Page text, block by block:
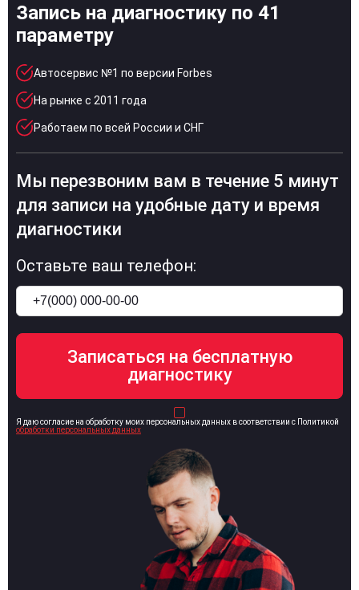
Запись на диагностику по 41
параметру
Автосервис №1 по версии Forbes
На рынке с 2011 года
Работаем по всей России и СНГ
Мы перезвоним вам в течение 5 минут
для записи на удобные дату и время
диагностики
Оставьте ваш телефон:
Я даю согласие на обработку моих персональных данных в соответствии с Политикой
обработки персональных данных